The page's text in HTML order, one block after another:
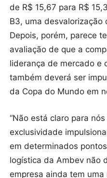
de R$ 15,67 para R$
B3, uma desvalorização
Depois, porém, parece
avaliação de que a
liderança de mercado e
também deverá ser
da Copa do Mundo em
“Não está claro para
exclusividade
em determinados
logística da Ambev não
empresa ainda tem